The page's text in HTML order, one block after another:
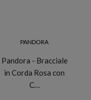
PANDORA
Pandora - Bracciale
in Corda Rosa con
C…